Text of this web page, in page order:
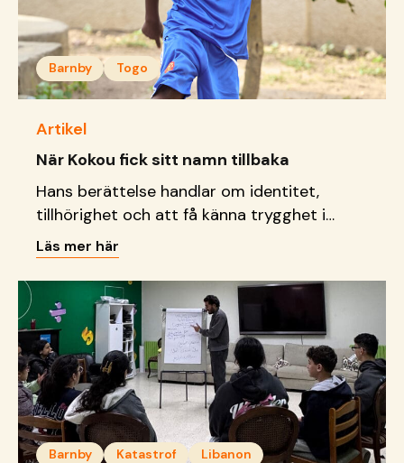
Barnby Togo
Artikel
När Kokou fick sitt namn tillbaka
Hans berättelse handlar om identitet,
tillhörighet och att få känna trygghet i
grunden.
Läs mer här
Barnby Katastrof
Libanon